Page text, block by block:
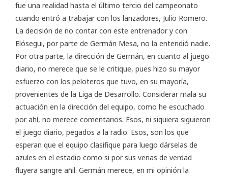
fue una realidad hasta el último tercio del campeonato
cuando entró a trabajar con los lanzadores, Julio Romero.
La decisión de no contar con este entrenador y con
Elósegui, por parte de Germán Mesa, no la entendió nadie.
Por otra parte, la dirección de Germán, en cuanto al juego
diario, no merece que se le critique, pues hizo su mayor
esfuerzo con los peloteros que tuvo, en su mayoría,
provenientes de la Liga de Desarrollo. Considerar mala su
actuación en la dirección del equipo, como he escuchado
por ahí, no merece comentarios. Esos, ni siquiera siguieron
el juego diario, pegados a la radio. Esos, son los que
esperan que el equipo clasifique para luego dárselas de
azules en el estadio como si por sus venas de verdad
fluyera sangre añil. Germán merece, en mi opinión la